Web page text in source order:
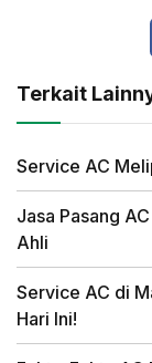
Terkait
Service AC
Jasa Pasang
Ahli
Service AC di
Hari Ini!